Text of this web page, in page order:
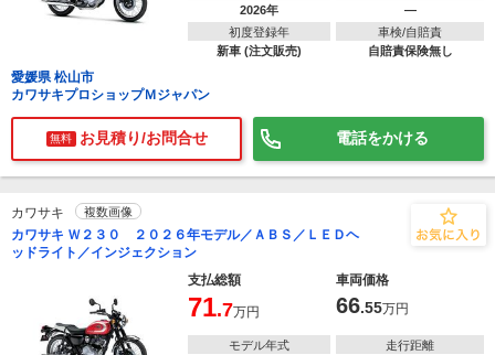
2026年
―
初度登録年
新車 (注文販売)
車検/自賠責
自賠責保険無し
愛媛県 松山市
カワサキプロショップＭジャパン
無料 お見積り/お問合せ 電話をかける
カワサキ 複数画像
カワサキ Ｗ２３０ ２０２６年モデル／ＡＢＳ／ＬＥＤヘ
ッドライト／インジェクション
支払総額
車両価格
71.7万円 66.55万円
モデル年式
走行距離